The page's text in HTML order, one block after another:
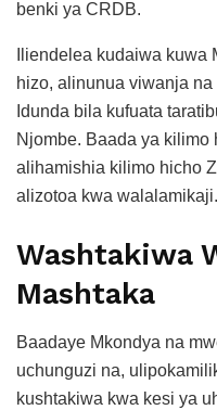
benki ya CRDB.
Iliendelea kudaiwa kuwa
hizo, alinunua viwanja
Idunda bila kufuata
Njombe. Baada ya
alihamishia kilimo hicho
alizotoa kwa walalamikaji.
Washtakiwa
Mashtaka
Baadaye Mkondya na
uchunguzi na,
kushtakiwa kwa kesi ya